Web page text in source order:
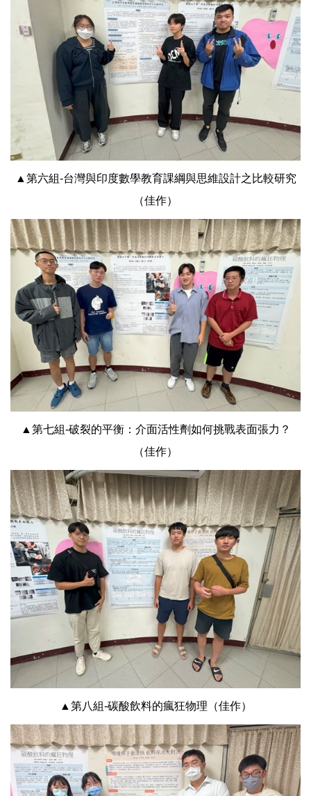
▲第六組-台灣與印度數學教育課綱與思維設計之比較研究
（佳作）
▲第七組-破裂的平衡：介面活性劑如何挑戰表面張力？
（佳作）
▲第八組-碳酸飲料的瘋狂物理（佳作）